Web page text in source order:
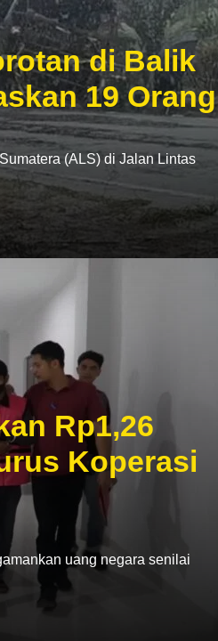
di Balik
19 Orang
(ALS) di Jalan Lintas
Rp1,26
Koperasi
uang negara senilai